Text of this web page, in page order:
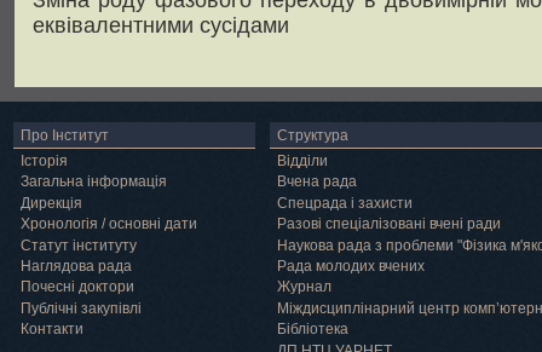
еквівалентними сусідами
Про Інститут
Історія
Загальна інформація
Дирекція
Хронологія / основні дати
Статут інституту
Наглядова рада
Почесні доктори
Публічні закупівлі
Контакти
Структура
Відділи
Вчена рада
Спецрада і захисти
Разові спеціалізовані вчені ради
Наукова рада з проблеми "Фізика
Рада молодих вчених
Журнал
Міждисциплінарний центр
Бібліотека